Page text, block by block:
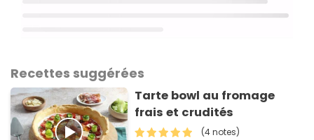
Recettes suggérées
Tarte bowl au fromage
frais et crudités
(4 notes)